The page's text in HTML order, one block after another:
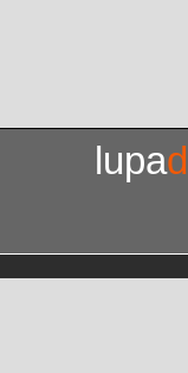
lupa